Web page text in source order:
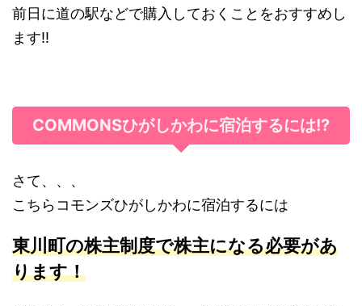
前日に道の駅などで購入しておくことをおすすめし
ます!!
COMMONSひがしかわに宿泊するには!?
さて、、、
こちらコモンズひがしかわに宿泊するには
東川町の株主制度で株主になる必要があ
ります！